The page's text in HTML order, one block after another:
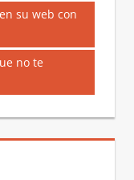
su web con
no te